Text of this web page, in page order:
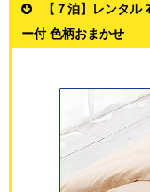
【７泊】レンタ
ー付 色柄おまかせ